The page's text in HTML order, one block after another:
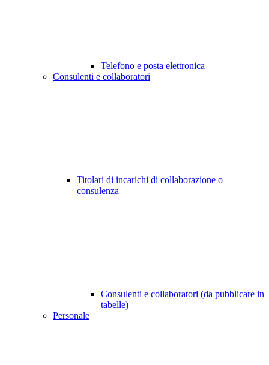
Telefono e posta elettronica
Consulenti e collaboratori
Titolari di incarichi di collaborazione o
consulenza
Consulenti e collaboratori (da pubblicare in
tabelle)
Personale